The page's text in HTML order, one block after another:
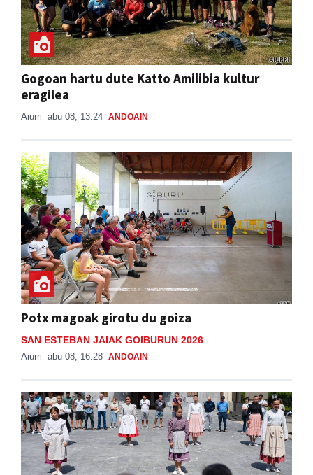
Gogoan hartu dute Katto Amilibia kultur
eragilea
Aiurri abu 08, 13:24 ANDOAIN
Potx magoak girotu du goiza
SAN ESTEBAN JAIAK GOIBURUN 2026
Aiurri abu 08, 16:28 ANDOAIN